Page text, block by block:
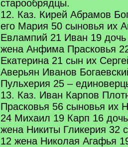
старообрядцы.
12. Каз. Кирей Абрамов
его Мария 50 сыновья их
Евлампий 21 Иван 19
жена Анфима Прасковья
Екатерина 21 сын их
Аверьян Иванов
Пульхерия 25 –
13. Каз. Иван Карпов
Прасковья 56 сыновья их
24 Михаил 19 Карп 16
жена Никиты Гликерия 32
12 жена Николая Агафья